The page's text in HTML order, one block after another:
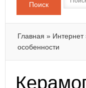
Поиск
Главная » Интернет
особенности